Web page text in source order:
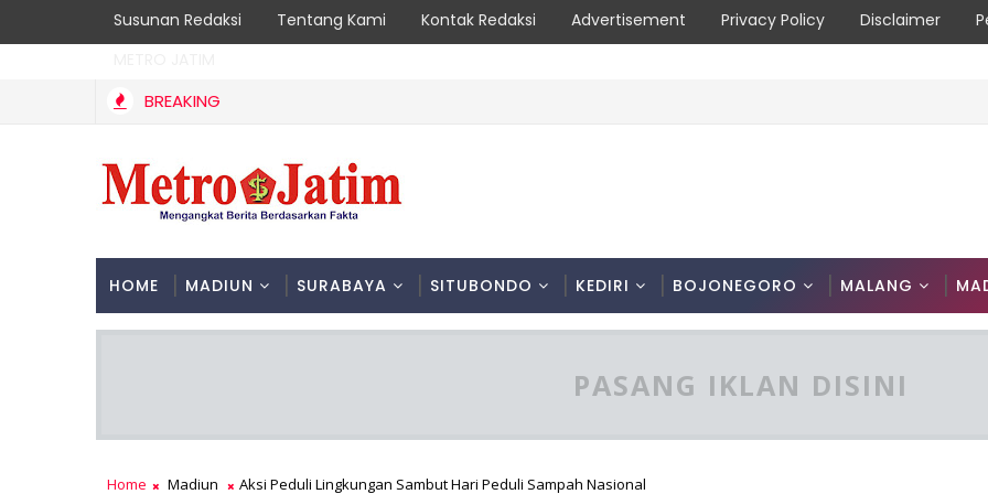
Susunan Redaksi Tentang Kami Kontak Redaksi Advertisement Privacy Policy Disclaimer
BREAKING
HOME MADIUN SURABAYA SITUBONDO KEDIRI BOJONEGORO MALANG
PASANG IKLAN DISINI
Home Madiun Aksi Peduli Lingkungan Sambut Hari Peduli Sampah Nasional